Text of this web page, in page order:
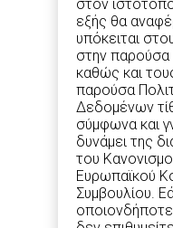
στον
εξής θα
υπόκειται
στην παρούσα
καθώς και
παρούσα
Δεδομένων
σύμφωνα και
δυνάμει της
του
Ευρωπαϊκού
Συμβουλίου.